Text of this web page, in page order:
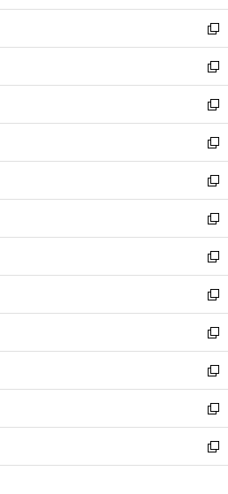
開
く
ウ
で
開
く
ン
ド
ウ
で
開
く
新
し
い
ウ
ィ
ン
ド
ウ
で
開
く
新
し
い
ウ
ィ
ン
ド
ウ
で
開
く
新
し
い
ウ
ィ
ン
ド
ウ
で
開
く
新
し
い
ウ
ィ
ン
ド
ウ
で
開
く
新
し
い
ウ
ィ
ン
ド
ウ
で
開
く
新
し
い
ウ
ィ
ン
ド
ウ
で
開
く
新
し
い
ウ
ィ
ン
ド
ウ
で
開
く
新
し
い
ウ
ィ
ン
ド
ウ
で
開
新
し
い
ウ
ィ
ン
ド
ウ
新
し
い
ウ
ィ
ン
新
し
い
ウ
新
し